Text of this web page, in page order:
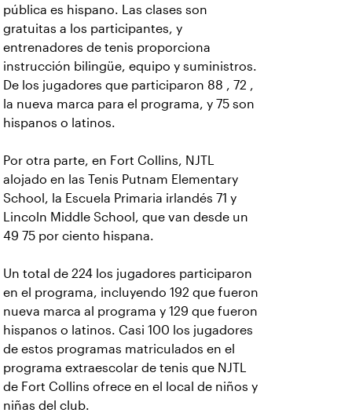
pública es hispano. Las clases son
gratuitas a los participantes, y
entrenadores de tenis proporciona
instrucción bilingüe, equipo y suministros.
De los jugadores que participaron 88 , 72 ,
la nueva marca para el programa, y 75 son
hispanos o latinos.
Por otra parte, en Fort Collins, NJTL
alojado en las Tenis Putnam Elementary
School, la Escuela Primaria irlandés 71 y
Lincoln Middle School, que van desde un
49 75 por ciento hispana.
Un total de 224 los jugadores participaron
en el programa, incluyendo 192 que fueron
nueva marca al programa y 129 que fueron
hispanos o latinos. Casi 100 los jugadores
de estos programas matriculados en el
programa extraescolar de tenis que NJTL
de Fort Collins ofrece en el local de niños y
niñas del club.